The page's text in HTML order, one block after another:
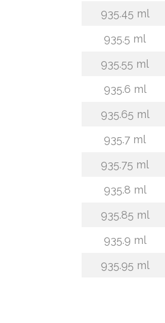
935.45 ml
935.5 ml
935.55 ml
935.6 ml
935.65 ml
935.7 ml
935.75 ml
935.8 ml
935.85 ml
935.9 ml
935.95 ml